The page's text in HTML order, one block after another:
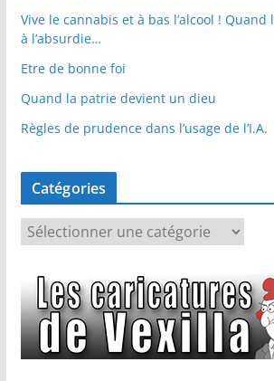
Vive le cannabis et à bas l’alcool ! Quand
à l’absurdie…
Etre de bonne foi
Quand la patrie devient un dieu
Règles de prudence dans l’usage de l’I.A.
Catégories
é
g
o
r